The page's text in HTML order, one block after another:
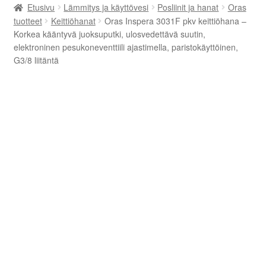
Asiakastilini
Ostoskori
Etusivu Lämmitys ja käyttövesi Posliinit ja hanat
Oras
tuotteet
Keittiöhanat
Oras Inspera 3031F pkv keittiöhana –
Korkea kääntyvä juoksuputki, ulosvedettävä suutin,
elektroninen pesukoneventtiili ajastimella, paristokäyttöinen,
G3/8 liitäntä